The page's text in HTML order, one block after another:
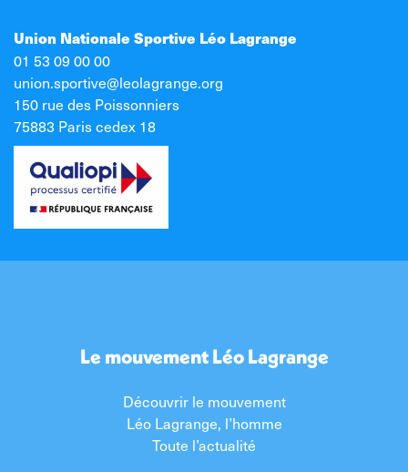
Union Nationale Sportive Léo Lagrange
01 53 09 00 00
union.sportive@leolagrange.org
150 rue des Poissonniers
75883 Paris cedex 18
Le mouvement Léo Lagrange
Découvrir le mouvement
Léo Lagrange, l’homme
Toute l’actualité